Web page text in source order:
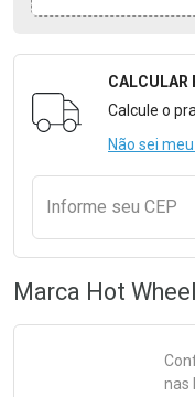
FormulárioCALCULAR
Calcule o
Não sei meu
Informe seu CEP
Marca Hot
nas